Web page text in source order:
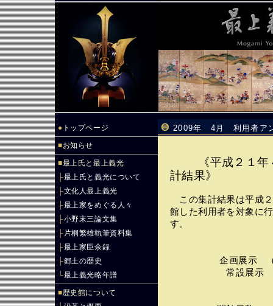
● トップページ
■お知らせ
■最上氏と最上義光
├最上氏と義光について
├文化人最上義光
├最上家をめぐる人々
├小野末三論文集
├ 片桐繁雄執筆資料集
├最上家臣余録
├郷土の歴史
└最上義光略年譜
■歴史館について
2009年 4月 利用者ア
《平成２１
計結果》
この集計結果は平成
館した利用者を対象に
す。
企画展示 （４/
常設展示 （４/